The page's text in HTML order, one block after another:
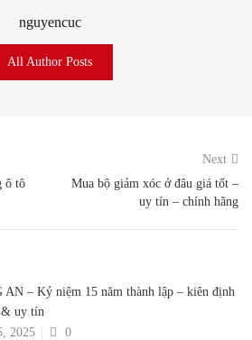
nguyencuc
All Author Posts
ô tô
Next
Mua bộ giảm xóc ở đâu giá tốt –
uy tín – chính hãng
– Kỷ niệm 15 năm thành lập – kiên định
& uy tín
2025
0